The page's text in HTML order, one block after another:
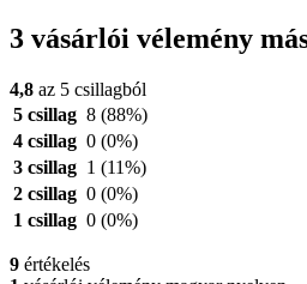
3 vásárlói vélemény
4,8 az 5 csillagból
5 csillag 8 (88%)
4 csillag 0 (0%)
3 csillag 1 (11%)
2 csillag 0 (0%)
1 csillag 0 (0%)
9 értékelés